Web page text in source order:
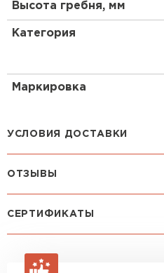
Высота гребня, мм
Категория
Маркировка
УСЛОВИЯ ДОСТАВКИ
Машина до 1,5 тн до 18 м3
макс. длина груза 6 м
ОТЗЫВЫ
Посмотреть все отзывы
ОСТАВИТЬ ОТЗЫВ
Зайцев
СЕРТИФИКАТЫ